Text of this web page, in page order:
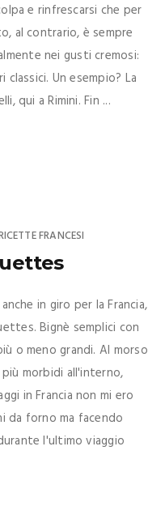
e rinfrescarsi che per
al contrario, è sempre
nei gusti cremosi:
classici. Un esempio? La
qui a Rimini. Fin ...
FRANCESI
in giro per la Francia,
Bignè semplici con
o meno grandi. Al morso
morbidi all'interno,
in Francia non mi ero
da forno ma facendo
l'ultimo viaggio